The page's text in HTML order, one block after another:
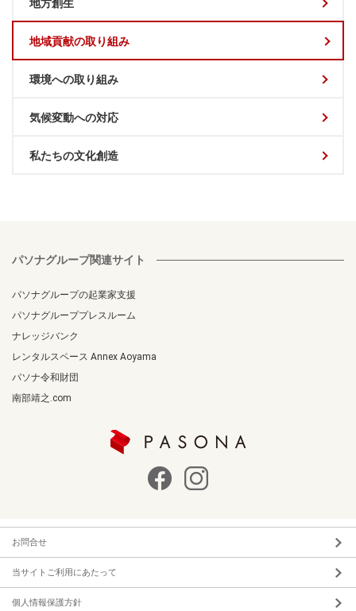
地方創生
地域貢献の取り組み
環境への取り組み
気候変動への対応
私たちの文化創造
パソナグループ関連サイト
パソナグループの起業家支援
パソナグループプレスルーム
ナレッジバンク
レンタルスペース Annex Aoyama
パソナ令和財団
南部靖之.com
お問合せ
当サイトご利用にあたって
個人情報保護方針